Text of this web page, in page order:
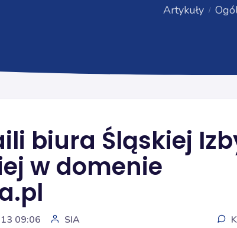
Artykuły
biura Śląskiej
w domenie
09:06 SIA